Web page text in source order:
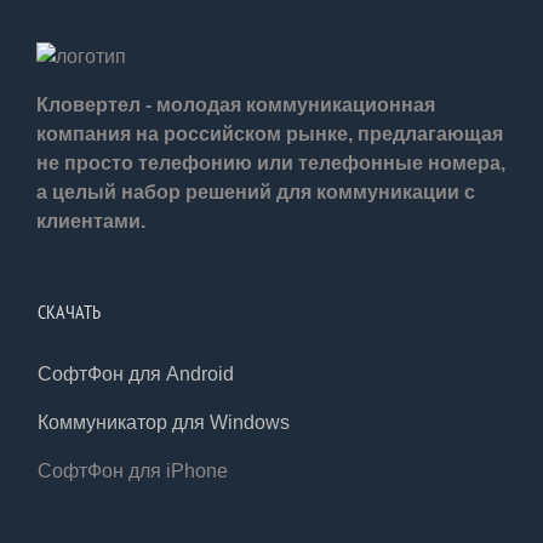
Кловертел - молодая коммуникационная
компания на российском рынке, предлагающая
не просто телефонию или телефонные номера,
а целый набор решений для коммуникации с
клиентами.
СКАЧАТЬ
СофтФон для Android
Коммуникатор для Windows
СофтФон для iPhone